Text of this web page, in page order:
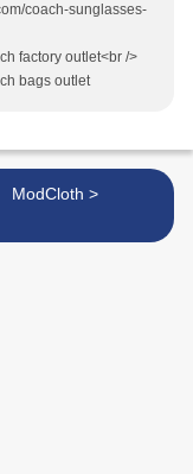
coach-sunglasses-
factory outlet<br />
bags outlet
ModCloth >